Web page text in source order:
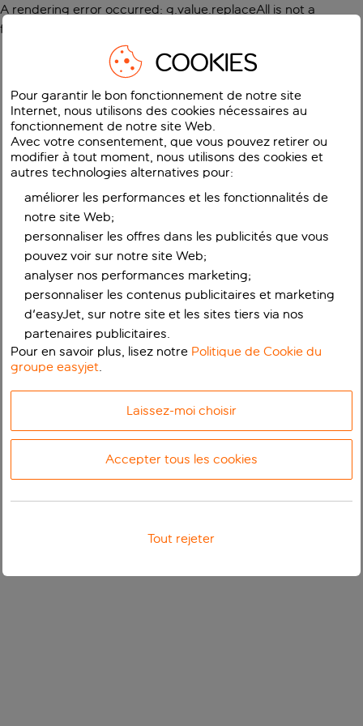
A rendering error occurred: g.value.replaceAll is not a
function
COOKIES
Pour garantir le bon fonctionnement de notre site
Internet, nous utilisons des cookies nécessaires au
fonctionnement de notre site Web.
Avec votre consentement, que vous pouvez retirer ou
modifier à tout moment, nous utilisons des cookies et
autres technologies alternatives pour:
améliorer les performances et les fonctionnalités de
notre site Web;
personnaliser les offres dans les publicités que vous
pouvez voir sur notre site Web;
analyser nos performances marketing;
personnaliser les contenus publicitaires et marketing
d'easyJet, sur notre site et les sites tiers via nos
partenaires publicitaires.
Pour en savoir plus, lisez notre Politique de Cookie du
groupe easyjet.
Laissez-moi choisir
Accepter tous les cookies
Tout rejeter